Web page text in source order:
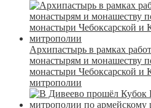
Архипастырь в рамках
монастырям и монашеству
монастыри Чебоксарской и
митрополии